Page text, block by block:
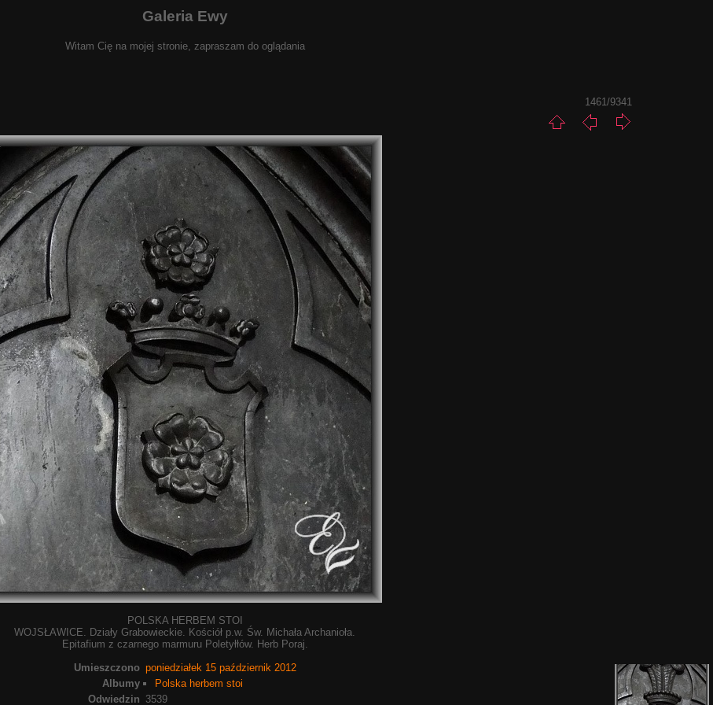
Galeria Ewy
Witam Cię na mojej stronie, zapraszam do oglądania
1461/9341
POLSKA HERBEM STOI
WOJSŁAWICE. Działy Grabowieckie. Kościół p.w. Św. Michała Archanioła.
Epitafium z czarnego marmuru Poletyłłów. Herb Poraj.
Umieszczono poniedziałek 15 październik 2012
Albumy
Polska herbem stoi
Odwiedzin 3539